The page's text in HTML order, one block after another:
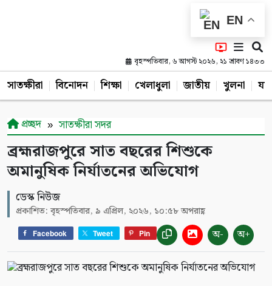
EN
বৃহস্পতিবার, ৬ আগস্ট ২০২৬, ২১ শ্রাবণ ১৪৩৩
সাতক্ষীরা বিনোদন শিক্ষা খেলাধুলা জাতীয় খুলনা
প্রচ্ছদ সাতক্ষীরা সদর
ব্রহ্মরাজপুরে সাত বছরের শিশুকে
অমানুষিক নির্যাতনের অভিযোগ
ডেস্ক নিউজ
প্রকাশিত: বৃহস্পতিবার, ৯ এপ্রিল, ২০২৬, ১০:৫৮ অপরাহ্ণ
Facebook Tweet Pin অ- অ+